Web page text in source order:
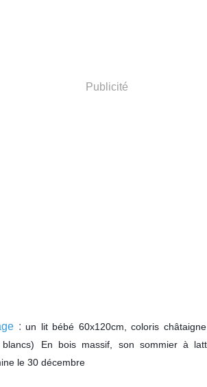
Publicité
: un lit bébé 60x120cm, coloris
En bois massif, son sommier à
le 30 décembre